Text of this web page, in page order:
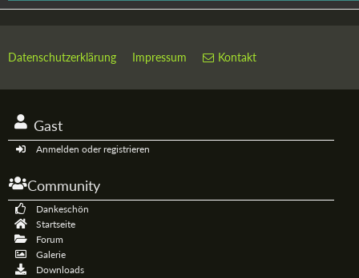
Datenschutzerklärung Impressum Kontakt
Gast
Anmelden oder registrieren
Community
Dankeschön
Startseite
Forum
Galerie
Downloads